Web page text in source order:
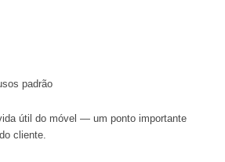
padrão
útil do móvel — um ponto importante
cliente.